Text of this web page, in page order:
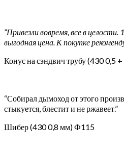
“Привезли вовремя, все в
выгодная цена. К покупке
Конус на сэндвич трубу (430 0,5
“Собирал дымоход от этого
стыкуется, блестит и не ржавеет.”
Шибер (430 0,8 мм) Ф115